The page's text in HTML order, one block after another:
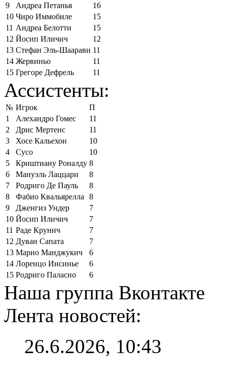
9
Андреа Петанья
16
10 Чиро Иммобиле
15
11 Андреа Белотти
15
12 Йосип Иличич
12
13 Стефан Эль-Шаарави 11
14 Жервиньо
11
15 Грегоре Дефрель 11
Ассистенты:
№ Игрок
П
1
Алехандро Гомес
11
2
Дрис Мертенс
11
3
Хосе Кальехон
10
4
Сусо
10
5
Криштиану Роналду 8
6
Мануэль Лаццари
8
7
Родриго Де Пауль
8
8
Фабио Квальярелла
8
9
Дженгиз Ундер
7
10 Йосип Иличич
7
11 Раде Крунич
7
12 Дуван Сапата
7
13 Марио Манджукич
6
14 Лоренцо Инсинье
6
15 Родриго Паласио 6
Наша группа Вконтакте
Лента новостей:
26.6.2026, 10:43